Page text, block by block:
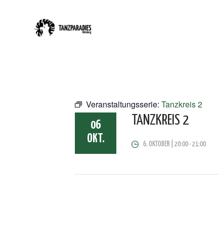
Veranstaltungsserie: Tanzkreis 2
06
OKT.
TANZKREIS 2
6. OKTOBER | 20:00-21:00